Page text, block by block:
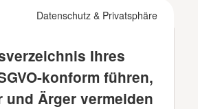
Datenschutz & Privatsphäre
Ihres
konform führen,
und Ärger vermeiden